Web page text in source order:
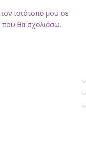
ιστότοπο μου σε
που θα σχολιάσω.